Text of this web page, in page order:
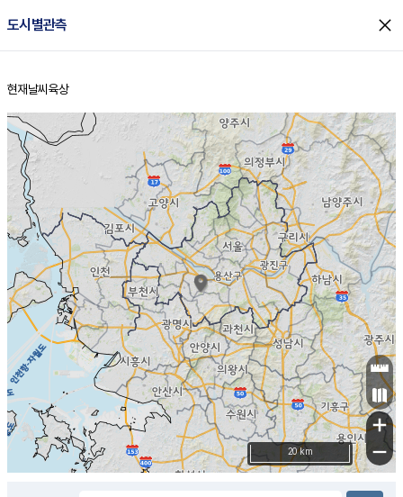
도시별관측 close
홈
현재날씨 육상
+
−
20 km